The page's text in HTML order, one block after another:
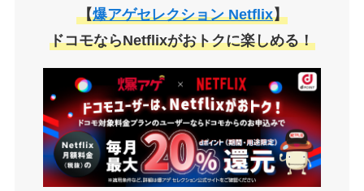
【爆アゲセレクション Netflix】
ドコモならNetflixがおトクに楽しめる！